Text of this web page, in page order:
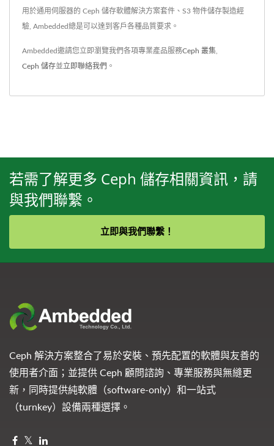
用於通用伺服器的 Ceph 儲存軟體解決方案套件、S3 物件儲存製造經
驗, Ambedded總是可以達到客戶各種品質要求。
Ambedded邀請您立即瀏覽我們各項專業產品服務Ceph 叢集
Ceph 儲存並立即聯絡我們 。
若需了解更多 Ceph 儲存相關資訊，請
與我們聯繫。
立即與我們聯繫！
Ceph 解決方案整合了易於安裝、預先配置的軟體與友善的
使用者介面；並提供 Ceph 顧問諮詢、專業服務與無縫更
新，同時提供純軟體（software-only）和一站式
（turnkey）設備兩種選擇。